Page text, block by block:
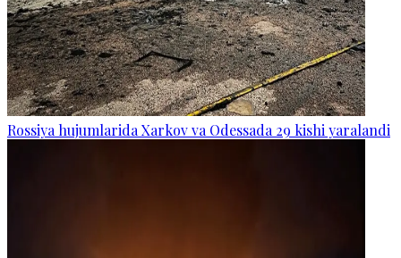
Rossiya hujumlarida Xarkov va Odessada 29 kishi yaralandi